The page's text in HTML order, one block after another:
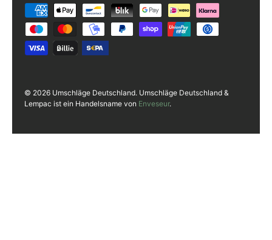
Zahlungsmethoden
© 2026 Umschläge Deutschland. Umschläge Deutschland &
Lempac ist ein Handelsname von Enveseur.